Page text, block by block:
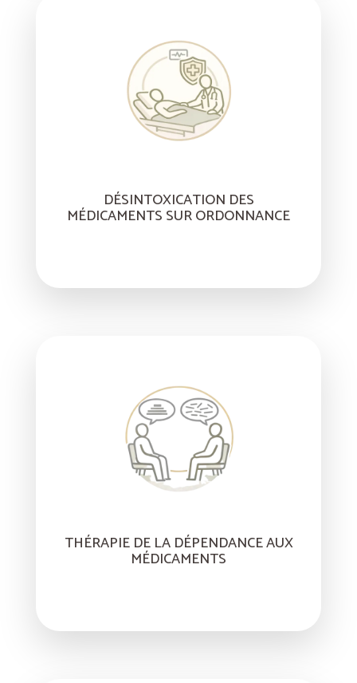
DÉSINTOXICATION DES
MÉDICAMENTS SUR ORDONNANCE
THÉRAPIE DE LA DÉPENDANCE AUX
MÉDICAMENTS